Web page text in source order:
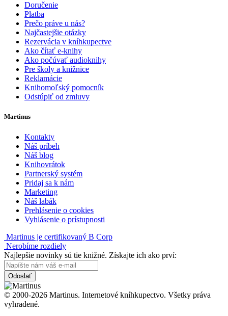
Doručenie
Platba
Prečo práve u nás?
Najčastejšie otázky
Rezervácia v kníhkupectve
Ako čítať e-knihy
Ako počúvať audioknihy
Pre školy a knižnice
Reklamácie
Knihomoľský pomocník
Odstúpiť od zmluvy
Martinus
Kontakty
Náš príbeh
Náš blog
Knihovrátok
Partnerský systém
Pridaj sa k nám
Marketing
Náš labák
Prehlásenie o cookies
Vyhlásenie o prístupnosti
Martinus je certifikovaný B Corp
Nerobíme rozdiely
Najlepšie novinky sú tie knižné. Získajte ich ako prví:
Odoslať
© 2000-2026 Martinus. Internetové kníhkupectvo. Všetky práva
vyhradené.